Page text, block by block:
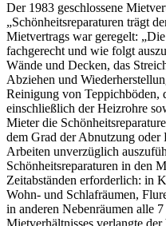
Der 1983 geschlossene
„Schönheitsreparaturen trägt
Mietvertrags war geregelt:
fachgerecht und wie folgt
Wände und Decken, das
Abziehen und
Reinigung von Teppichböden,
einschließlich der Heizrohre
Mieter die
dem Grad der Abnutzung
Arbeiten unverzüglich
Schönheitsreparaturen in den
Zeitabständen erforderlich: in
Wohn- und Schlafräumen,
in anderen Nebenräumen alle